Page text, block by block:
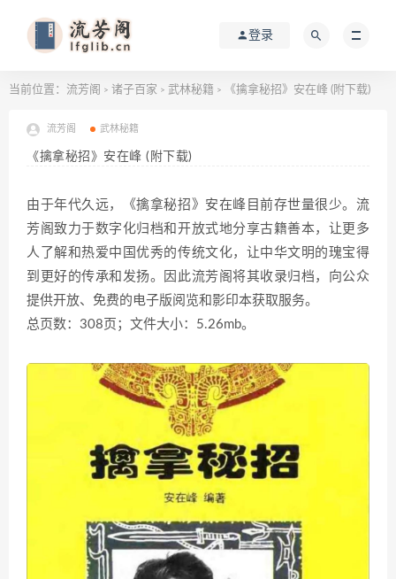
登录
当前位置： 流芳阁 > 诸子百家 > 武林秘籍 > 《擒拿秘招》安在峰 (附下载)
流芳阁 武林秘籍
《擒拿秘招》安在峰 (附下载)
由于年代久远，《擒拿秘招》安在峰目前存世量很少。流
芳阁致力于数字化归档和开放式地分享古籍善本，让更多
人了解和热爱中国优秀的传统文化，让中华文明的瑰宝得
到更好的传承和发扬。因此流芳阁将其收录归档，向公众
提供开放、免费的电子版阅览和影印本获取服务。
总页数：308页；文件大小：5.26mb。